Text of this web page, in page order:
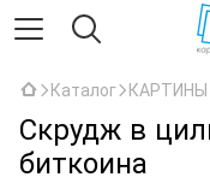
Каталог
Скрудж в
биткоина